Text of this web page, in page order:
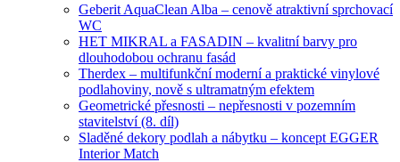
Geberit AquaClean Alba – cenově atraktivní sprchovací
WC
HET MIKRAL a FASADIN – kvalitní barvy pro
dlouhodobou ochranu fasád
Therdex – multifunkční moderní a praktické vinylové
podlahoviny, nově s ultramatným efektem
Geometrické přesnosti – nepřesnosti v pozemním
stavitelství (8. díl)
Sladěné dekory podlah a nábytku – koncept EGGER
Interior Match